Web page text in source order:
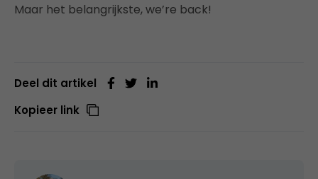
Maar het belangrijkste, we’re back!
Deel dit artikel
Kopieer link